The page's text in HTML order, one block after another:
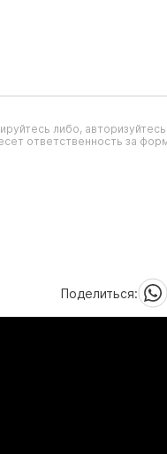
либо,
ответственность за
Поделиться: